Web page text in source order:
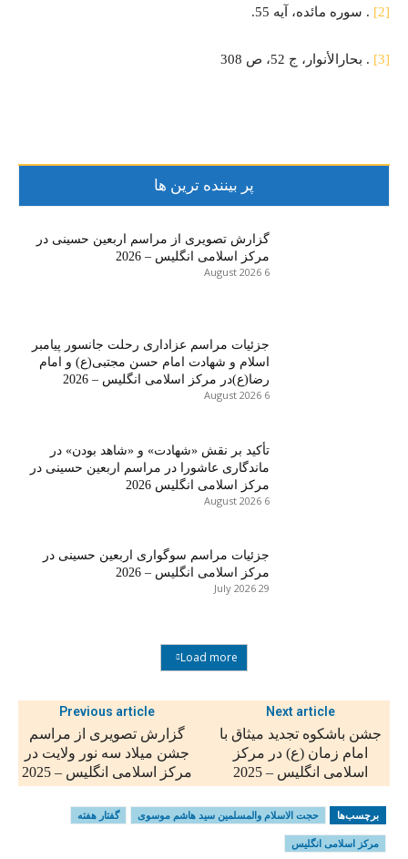
[2] . سوره مائده، آیه 55.
[3] . بحارالأنوار، ج 52، ص 308
پر بیننده ترین ها
گزارش تصویری از مراسم اربعین حسینی در
مرکز اسلامی انگلیس – 2026
6 August 2026
جزئیات مراسم عزاداری رحلت جانسور پیامبر
اسلام و شهادت امام حسن مجتبی(ع) و امام
رضا(ع)در مرکز اسلامی انگلیس – 2026
6 August 2026
تأکید بر نقش «شهادت» و «شاهد بودن» در
ماندگاری عاشورا در مراسم اربعین حسینی در
مرکز اسلامی انگلیس 2026
6 August 2026
جزئیات مراسم سوگواری اربعین حسینی در
مرکز اسلامی انگلیس – 2026
29 July 2026
Load more
Previous article
گزارش تصویری از مراسم
جشن میلاد سه نور ولایت در
مرکز اسلامی انگلیس – 2025
Next article
جشن باشکوه تجدید میثاق با
امام زمان (ع) در مرکز
اسلامی انگلیس – 2025
برچسب‌ها حجت الاسلام والمسلمين سید هاشم موسوی گفتار هفته
مرکز اسلامی انگلیس